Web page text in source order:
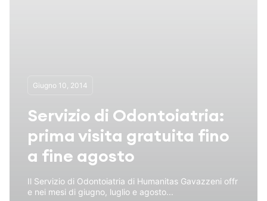
Giugno 10, 2014
Servizio di Odontoiatria:
prima visita gratuita fino
a fine agosto
Il Servizio di Odontoiatria di Humanitas Gavazzeni offr
e nei mesi di giugno, luglio e agosto...